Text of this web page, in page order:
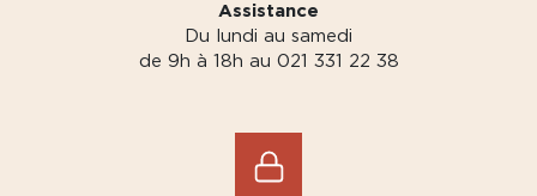
Assistance
Du lundi au samedi
de 9h à 18h au 021 331 22 38